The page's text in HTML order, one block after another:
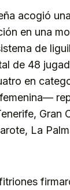
acogió
en una
de
de 48
en
Gran
La